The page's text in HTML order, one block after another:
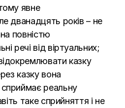
явне
дванадцять років – не
повністю
речі від віртуальних;
казку
казку вона
реальну
таке сприйняття і не